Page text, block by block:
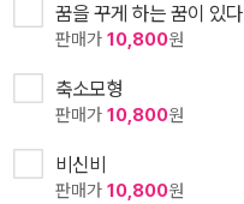
꿈을 꾸게 하는 꿈이 있다
판매가 10,800원
축소모형
판매가 10,800원
비신비
판매가 10,800원